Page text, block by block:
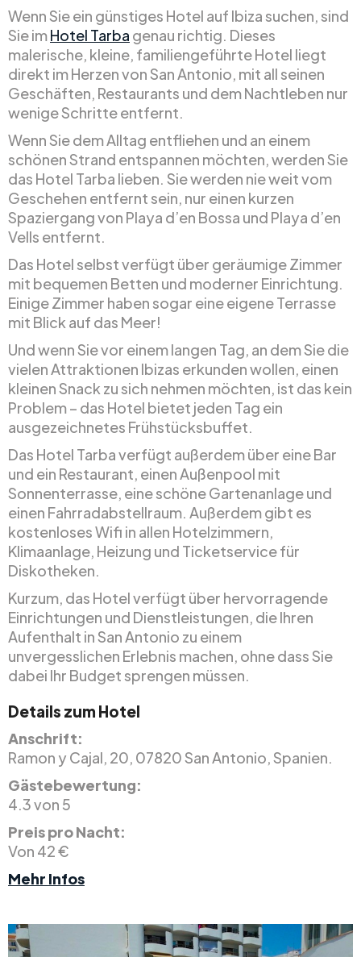
Wenn Sie ein günstiges Hotel auf Ibiza suchen, sind
Sie imHotel Tarba genau richtig. Dieses
malerische, kleine, familiengeführte Hotel liegt
direkt im Herzen von San Antonio, mit all seinen
Geschäften, Restaurants und dem Nachtleben nur
wenige Schritte entfernt.
Wenn Sie dem Alltag entfliehen und an einem
schönen Strand entspannen möchten, werden Sie
das Hotel Tarba lieben. Sie werden nie weit vom
Geschehen entfernt sein, nur einen kurzen
Spaziergang von Playa d’en Bossa und Playa d’en
Vells entfernt.
Das Hotel selbst verfügt über geräumige Zimmer
mit bequemen Betten und moderner Einrichtung.
Einige Zimmer haben sogar eine eigene Terrasse
mit Blick auf das Meer!
Und wenn Sie vor einem langen Tag, an dem Sie die
vielen Attraktionen Ibizas erkunden wollen, einen
kleinen Snack zu sich nehmen möchten, ist das kein
Problem – das Hotel bietet jeden Tag ein
ausgezeichnetes Frühstücksbuffet.
Das Hotel Tarba verfügt außerdem über eine Bar
und ein Restaurant, einen Außenpool mit
Sonnenterrasse, eine schöne Gartenanlage und
einen Fahrradabstellraum. Außerdem gibt es
kostenloses Wifi in allen Hotelzimmern,
Klimaanlage, Heizung und Ticketservice für
Diskotheken.
Kurzum, das Hotel verfügt über hervorragende
Einrichtungen und Dienstleistungen, die Ihren
Aufenthalt in San Antonio zu einem
unvergesslichen Erlebnis machen, ohne dass Sie
dabei Ihr Budget sprengen müssen.
Details zum Hotel
Anschrift:
Ramon y Cajal, 20, 07820 San Antonio, Spanien.
Gästebewertung:
4.3 von 5
Preis pro Nacht:
Von 42 €
Mehr Infos